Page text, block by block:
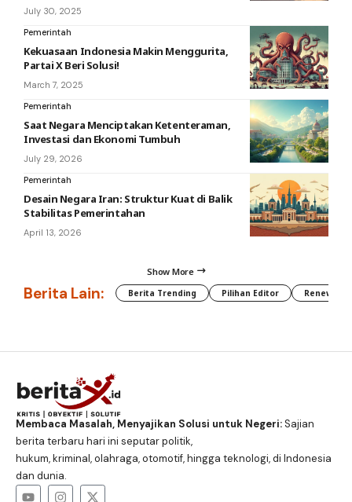
July 30, 2025
Pemerintah
Kekuasaan Indonesia Makin Menggurita,
Partai X Beri Solusi!
March 7, 2025
Pemerintah
Saat Negara Menciptakan Ketenteraman,
Investasi dan Ekonomi Tumbuh
July 29, 2026
Pemerintah
Desain Negara Iran: Struktur Kuat di Balik
Stabilitas Pemerintahan
April 13, 2026
Show More
Berita Lain: Berita Trending Pilihan Editor
Membaca Masalah, Menyajikan Solusi untuk Negeri:Sajian
berita terbaru hari ini seputar politik,
hukum, kriminal, olahraga, otomotif, hingga teknologi, di Indonesia
dan dunia.